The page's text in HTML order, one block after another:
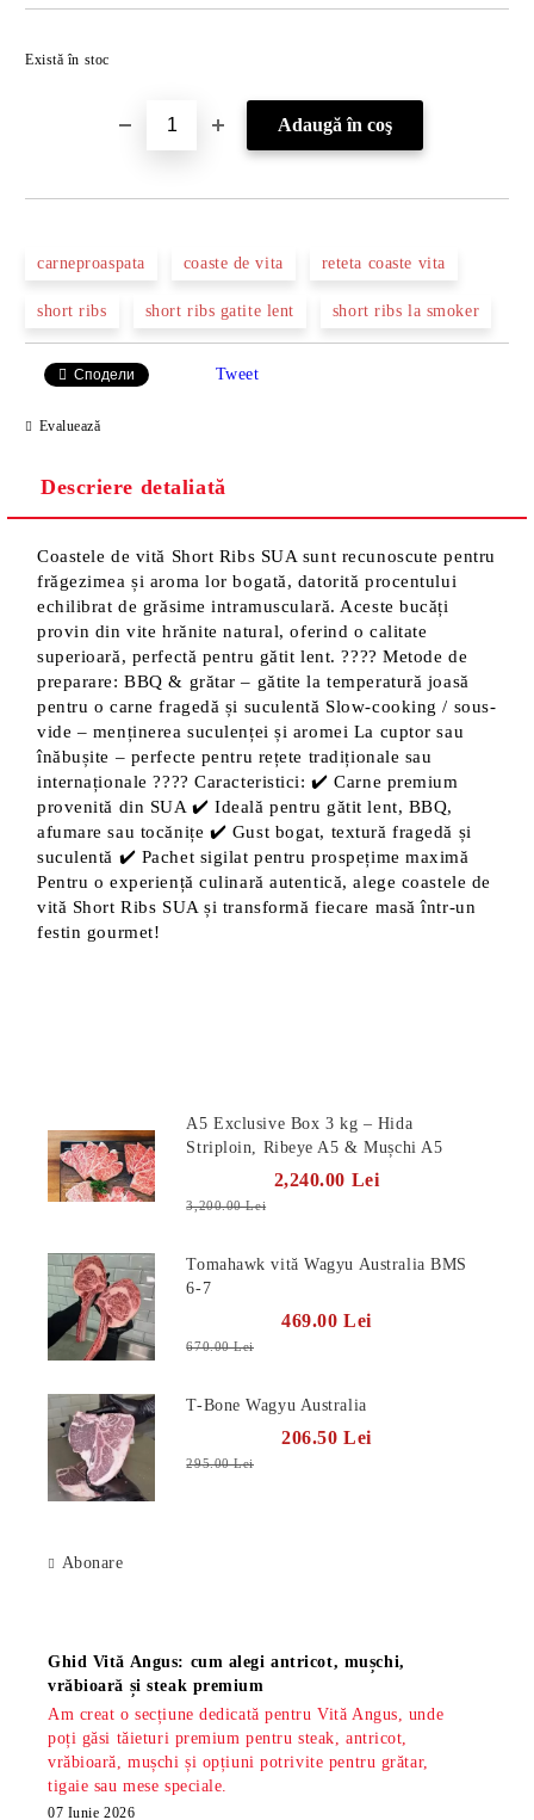
Există în stoc
carneproaspata coaste de vita reteta coaste vita
short ribs short ribs gatite lent short ribs la smoker
Сподели Tweet
Evaluează
Descriere detaliată
Coastele de vită Short Ribs SUA sunt recunoscute pentru
frăgezimea și aroma lor bogată, datorită procentului
echilibrat de grăsime intramusculară. Aceste bucăți
provin din vite hrănite natural, oferind o calitate
superioară, perfectă pentru gătit lent. ???? Metode de
preparare: BBQ & grătar – gătite la temperatură joasă
pentru o carne fragedă și suculentă Slow-cooking / sous-
vide – menținerea suculenței și aromei La cuptor sau
înăbușite – perfecte pentru rețete tradiționale sau
internaționale ???? Caracteristici: ✔️ Carne premium
provenită din SUA ✔️ Ideală pentru gătit lent, BBQ,
afumare sau tocănițe ✔️ Gust bogat, textură fragedă și
suculentă ✔️ Pachet sigilat pentru prospețime maximă
Pentru o experiență culinară autentică, alege coastele de
vită Short Ribs SUA și transformă fiecare masă într-un
festin gourmet!
A5 Exclusive Box 3 kg – Hida
Striploin, Ribeye A5 & Mușchi A5
2,240.00 Lei
3,200.00 Lei
Tomahawk vită Wagyu Australia BMS
6-7
469.00 Lei
670.00 Lei
T-Bone Wagyu Australia
206.50 Lei
295.00 Lei
Abonare
Ghid Vită Angus: cum alegi antricot, mușchi,
vrăbioară și steak premium
Am creat o secțiune dedicată pentru Vită Angus, unde
poți găsi tăieturi premium pentru steak, antricot,
vrăbioară, mușchi și opțiuni potrivite pentru grătar,
tigaie sau mese speciale.
07 Iunie 2026